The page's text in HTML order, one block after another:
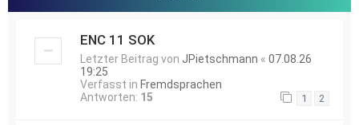
ENC 11 SOK
Letzter Beitrag von JPietschmann « 07.08.26
19:25
Verfasst in Fremdsprachen
Antworten: 15 1 2